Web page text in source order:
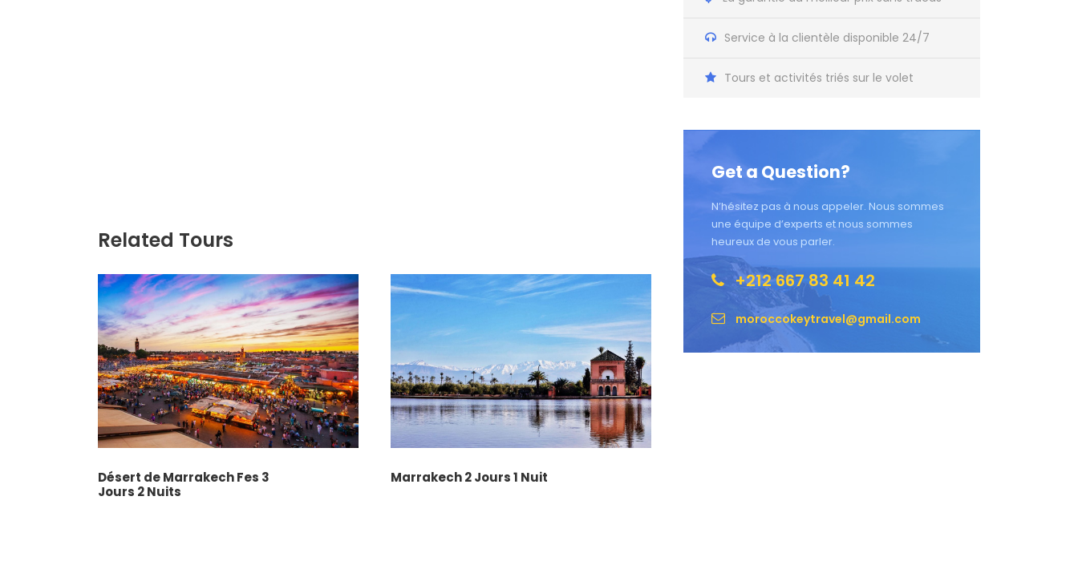
Service à la clientèle disponible 24/7
Tours et activités triés sur le volet
Get a Question?
N’hésitez pas à nous appeler. Nous sommes
une équipe d’experts et nous sommes
heureux de vous parler.
+212 667 83 41 42
moroccokeytravel@gmail.com
Related Tours
Désert de Marrakech Fes 3
Jours 2 Nuits
Marrakech 2 Jours 1 Nuit